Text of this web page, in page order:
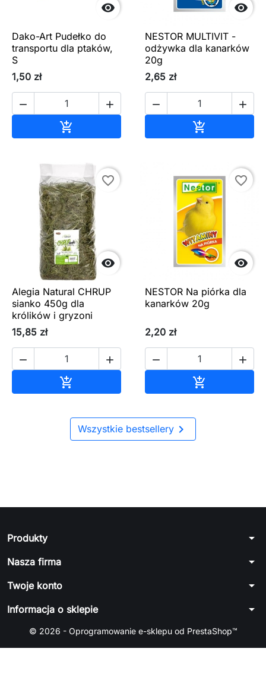

Dako-Art Pudełko do
transportu dla ptaków,
S
1,50 zł
 


NESTOR MULTIVIT -
odżywka dla kanarków
20g
2,65 zł
 


favorite_border
Alegia Natural CHRUP
sianko 450g dla
królików i gryzoni
15,85 zł
 


favorite_border
NESTOR Na piórka dla
kanarków 20g
2,20 zł
 

Wszystkie bestsellery 
Produkty arrow_drop_down
Nasza firma arrow_drop_down
Twoje konto arrow_drop_down
Informacja o sklepie arrow_drop_down
© 2026 - Oprogramowanie e-sklepu od PrestaShop™